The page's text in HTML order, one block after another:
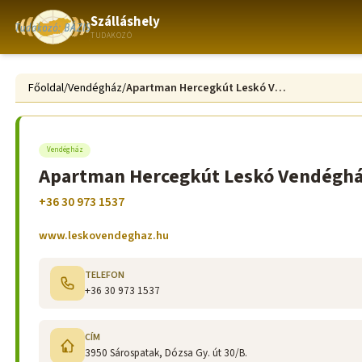
Szálláshely
TUDAKOZÓ
Főoldal/Vendégház/ Apartman Hercegkút Leskó Vendégház
Vendégház
Apartman Hercegkút Leskó
+36 30 973 1537
www.leskovendeghaz.hu
TELEFON
+36 30 973 1537
CÍM
3950 Sárospatak, Dózsa Gy. út 30/B.